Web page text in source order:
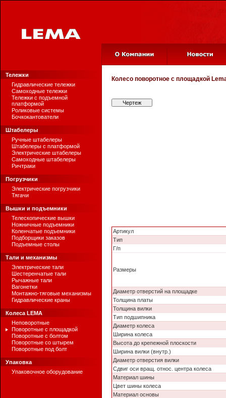
Тележки
Гидравлические тележки
Самоходные тележки
Тележки с подъемной
платформой
Роликовые системы
Бочкокантователи
Штабелеры
Ручные штабелеры
Штабелеры с платформой
Электрические штабелеры
Самоходные штабелеры
Ричтраки
Погрузчики
Электрические погрузчики
Тягачи
Вышки и подъемники
Телескопические вышки
Ножничные подъемники
Коленчатые подъемники
Подборщики заказов
Подъемные столы
Тали и механизмы
Электрические тали
Шестеренчатые тали
Рычажные тали
Вагонетки
Монтажно-тяговые механизмы
Гидравлические краны
Колеса LEMA
Неповоротные
Поворотные с площадкой
Поворотные с болтом
Поворотные со штырем
Поворотные под болт
Упаковка
Упаковочное оборудование
Колесо поворотное с площадкой
Чертеж
Артикул
Тип
Г/п
Размеры
Диаметр отверстий на площадке
Толщина платы
Толщина вилки
Тип подшипника
Диаметр колеса
Ширина колеса
Высота до крепежной плоскости
Ширина вилки (внутр.)
Диаметр отверстия вилки
Сдвиг оси вращ. относ. центра колеса
Материал шины
Цвет шины колеса
Материал основы